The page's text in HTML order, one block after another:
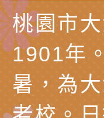
理「
導及
安全
有關
逆境
員專
北、
轉知
礙聯
少意
台灣
月至
檢送
桃園市
1901年
暑，為